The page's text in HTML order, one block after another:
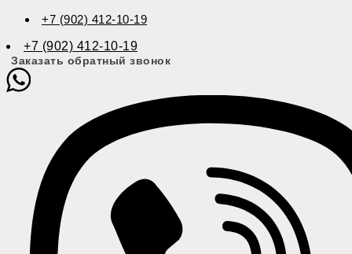
+7 (902) 412-10-19
+7 (902) 412-10-19
Заказать обратный звонок